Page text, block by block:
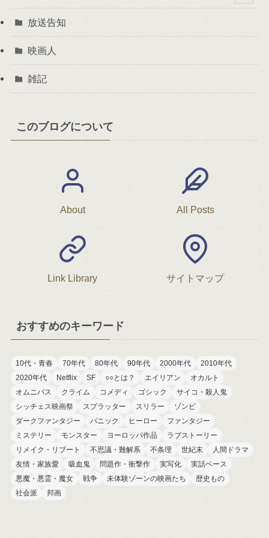
放送告知
映画人
雑記
このブログについて
About All Posts
Link Library サイトマップ
おすすめのキーワード
10代・青春 70年代 80年代 90年代 2000年代
2010年代
2020年代
Netflix SF ○○とは？ エイリアン
オカルト
オムニバス
クライム コメディ ゴシック
サイコ・殺人鬼
シッチェス映画祭
スプラッター スリラー
ゾンビ
ダークファンタジー
パニック ヒーロー
ファンタジー
ミステリー
モンスター ヨーロッパ作品
ラブストーリー
リメイク・リブート
不思議・難解系 不条理 世紀末
人間ドラマ
友情・家族愛
吸血鬼 問題作・衝撃作 実写化
実話ベース
悪魔・悪霊・魔女
戦争 未体験ゾーンの映画たち
歴史もの
社会派
邦画